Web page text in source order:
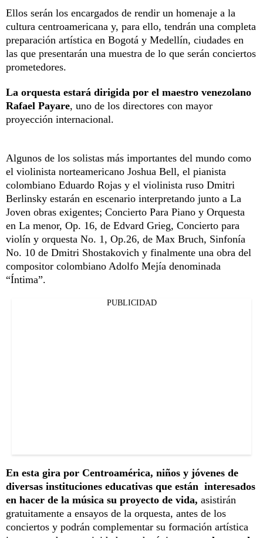
Ellos serán los encargados de rendir un homenaje a la
cultura centroamericana y, para ello, tendrán una completa
preparación artística en Bogotá y Medellín, ciudades en
las que presentarán una muestra de lo que serán conciertos
prometedores.
La orquesta estará dirigida por el maestro venezolano
Rafael Payare, uno de los directores con mayor
proyección internacional.
Algunos de los solistas más importantes del mundo como
el violinista norteamericano Joshua Bell, el pianista
colombiano Eduardo Rojas y el violinista ruso Dmitri
Berlinsky estarán en escenario interpretando junto a La
Joven obras exigentes; Concierto Para Piano y Orquesta
en La menor, Op. 16, de Edvard Grieg, Concierto para
violín y orquesta No. 1, Op.26, de Max Bruch, Sinfonía
No. 10 de Dmitri Shostakovich y finalmente una obra del
compositor colombiano Adolfo Mejía denominada
“Íntima”.
PUBLICIDAD
En esta gira por Centroamérica, niños y jóvenes de
diversas instituciones educativas que están interesados
en hacer de la música su proyecto de vida, asistirán
gratuitamente a ensayos de la orquesta, antes de los
conciertos y podrán complementar su formación artística